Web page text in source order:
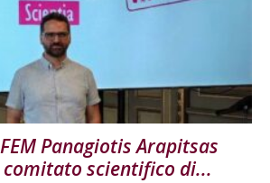
Panagiotis Arapitsas
scientifico di...